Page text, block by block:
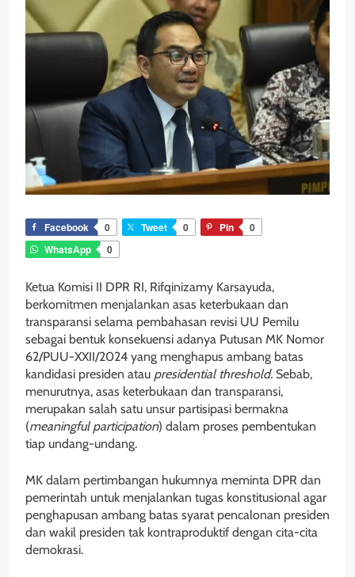
Facebook 0 Tweet 0 Pin
0
WhatsApp
0
Ketua Komisi II DPR RI, Rifqinizamy Karsayuda,
berkomitmen menjalankan asas keterbukaan dan
transparansi selama pembahasan revisi UU Pemilu
sebagai bentuk konsekuensi adanya Putusan MK Nomor
62/PUU-XXII/2024 yang menghapus ambang batas
kandidasi presiden atau presidential threshold. Sebab,
menurutnya, asas keterbukaan dan transparansi,
merupakan salah satu unsur partisipasi bermakna
(meaningful participation) dalam proses pembentukan
tiap undang-undang.
MK dalam pertimbangan hukumnya meminta DPR dan
pemerintah untuk menjalankan tugas konstitusional agar
penghapusan ambang batas syarat pencalonan presiden
dan wakil presiden tak kontraproduktif dengan cita-cita
demokrasi.